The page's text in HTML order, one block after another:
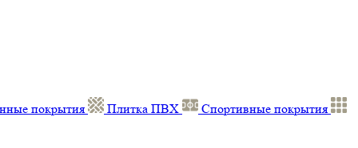
покрытия Плитка ПВХ
Спортивные покрытия